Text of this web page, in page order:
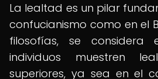
La lealtad es un pilar
confucianismo como en el
filosofías, se considera
individuos muestren
superiores, ya sea en el